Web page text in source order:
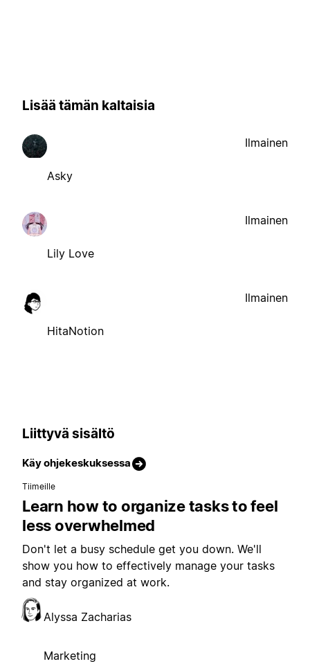
Lisää tämän kaltaisia
Asky
Ilmainen
Lily Love
Ilmainen
HitaNotion
Ilmainen
Liittyvä sisältö
Käy ohjekeskuksessa
Tiimeille
Learn how to organize tasks to feel
less overwhelmed
Don't let a busy schedule get you down. We'll
show you how to effectively manage your tasks
and stay organized at work.
Alyssa Zacharias
Marketing